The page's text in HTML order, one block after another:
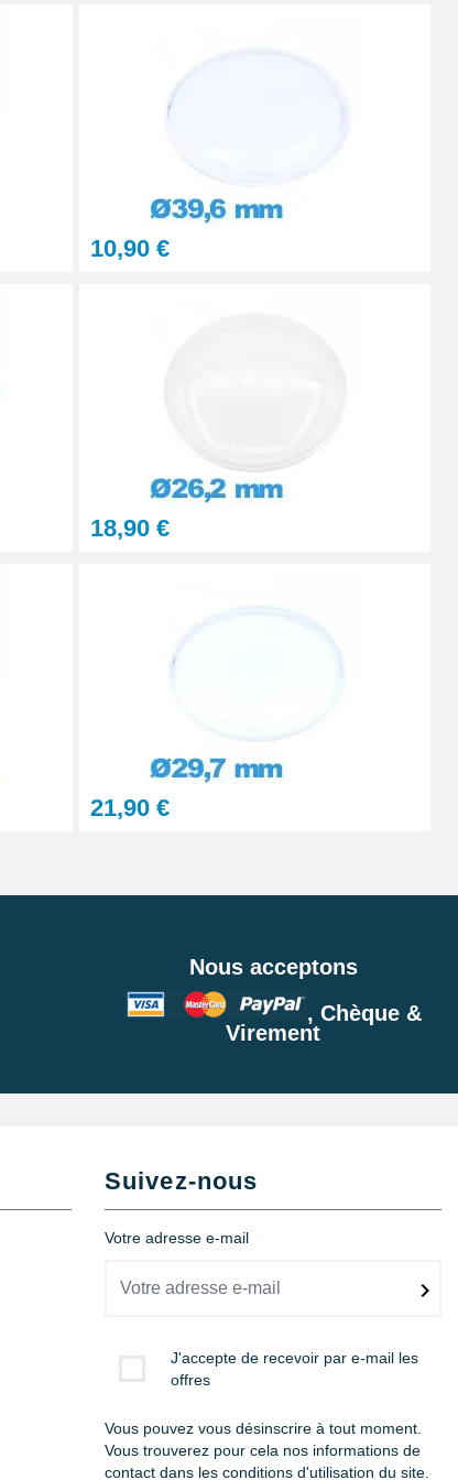
Ajouter au panier
Ajouter au panier
10,90 €
18,90 €
21,90 €
Nous acceptons
, Chèque &
Virement
Suivez-nous
Votre adresse e-mail
J'accepte de recevoir par e-mail les
offres
Vous pouvez vous désinscrire à tout moment.
Vous trouverez pour cela nos informations de
contact dans les conditions d'utilisation du site.